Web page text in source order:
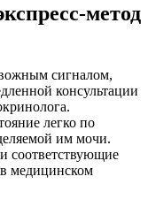
метод
сигналом,
консультации
легко по
им мочи.
соответствующие
медицинском